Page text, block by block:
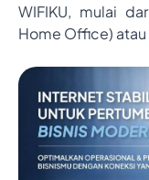
WIFIKU, mulai
Home Office)